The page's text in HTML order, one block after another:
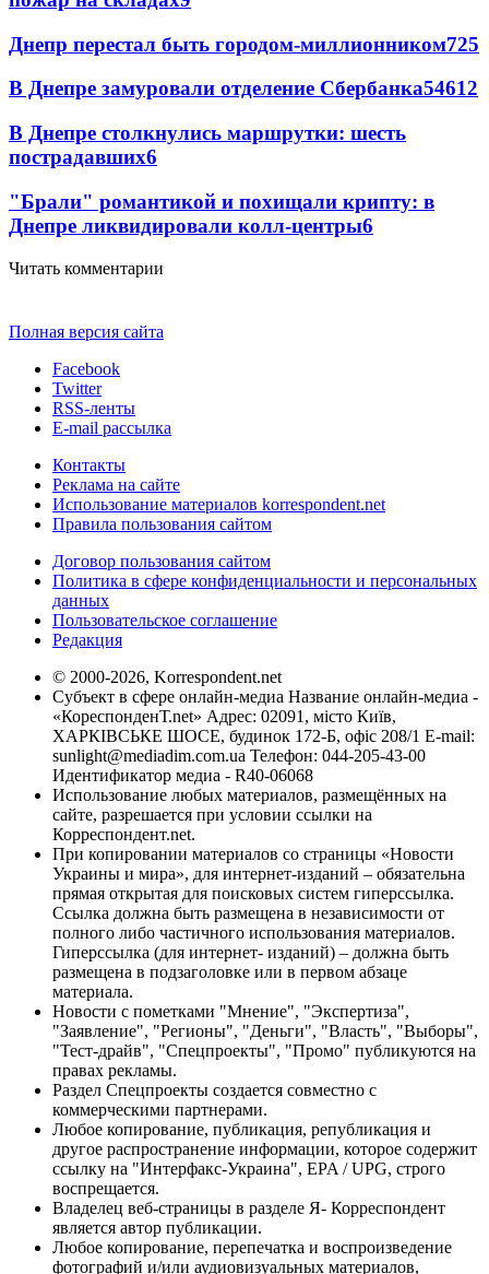
Днепр перестал быть городом-миллионником725
В Днепре замуровали отделение Сбербанка54612
В Днепре столкнулись маршрутки: шесть
пострадавших6
"Брали" романтикой и похищали крипту: в
Днепре ликвидировали колл-центры6
Читать комментарии
Полная версия сайта
Facebook
Twitter
RSS-ленты
E-mail рассылка
Контакты
Реклама на сайте
Использование материалов korrespondent.net
Правила пользования сайтом
Договор пользования сайтом
Политика в сфере конфиденциальности и персональных
данных
Пользовательское соглашение
Редакция
© 2000-2026, Korrespondent.net
Субъект в сфере онлайн-медиа Название онлайн-медиа -
«КореспонденТ.net» Адрес: 02091, місто Київ,
ХАРКІВСЬКЕ ШОСЕ, будинок 172-Б, офіс 208/1 E-mail:
sunlight@mediadim.com.ua Телефон: 044-205-43-00
Идентификатор медиа - R40-06068
Использование любых материалов, размещённых на
сайте, разрешается при условии ссылки на
Корреспондент.net.
При копировании материалов со страницы «Новости
Украины и мира», для интернет-изданий – обязательна
прямая открытая для поисковых систем гиперссылка.
Ссылка должна быть размещена в независимости от
полного либо частичного использования материалов.
Гиперссылка (для интернет- изданий) – должна быть
размещена в подзаголовке или в первом абзаце
материала.
Новости с пометками "Мнение", "Экспертиза",
"Заявление", "Регионы", "Деньги", "Власть", "Выборы",
"Тест-драйв", "Спецпроекты", "Промо" публикуются на
правах рекламы.
Раздел Спецпроекты создается совместно с
коммерческими партнерами.
Любое копирование, публикация, републикация и
другое распространение информации, которое содержит
ссылку на "Интерфакс-Украина", EPA / UPG, строго
воспрещается.
Владелец веб-страницы в разделе Я- Корреспондент
является автор публикации.
Любое копирование, перепечатка и воспроизведение
фотографий и/или аудиовизуальных материалов,